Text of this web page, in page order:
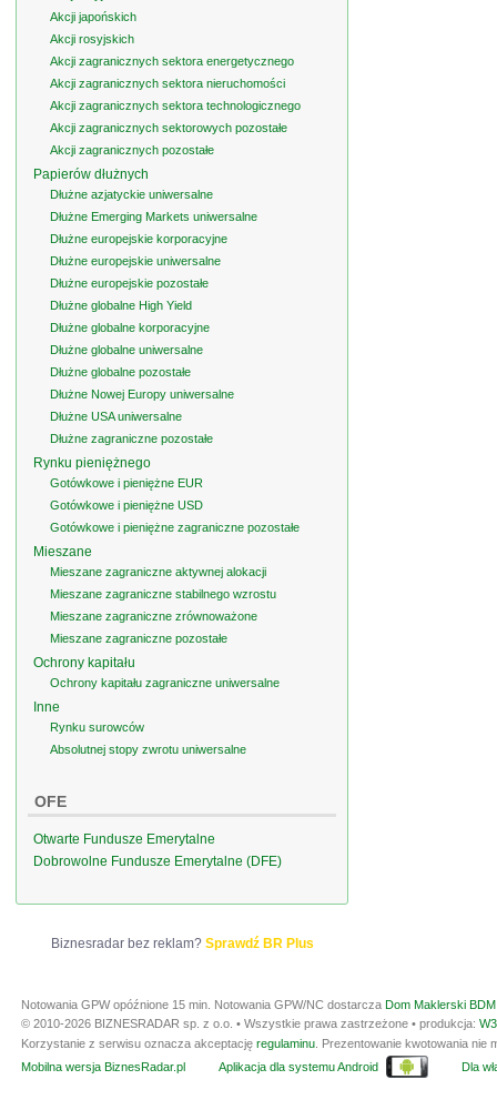
Akcji japońskich
Akcji rosyjskich
Akcji zagranicznych sektora energetycznego
Akcji zagranicznych sektora nieruchomości
Akcji zagranicznych sektora technologicznego
Akcji zagranicznych sektorowych pozostałe
Akcji zagranicznych pozostałe
Papierów dłużnych
Dłużne azjatyckie uniwersalne
Dłużne Emerging Markets uniwersalne
Dłużne europejskie korporacyjne
Dłużne europejskie uniwersalne
Dłużne europejskie pozostałe
Dłużne globalne High Yield
Dłużne globalne korporacyjne
Dłużne globalne uniwersalne
Dłużne globalne pozostałe
Dłużne Nowej Europy uniwersalne
Dłużne USA uniwersalne
Dłużne zagraniczne pozostałe
Rynku pieniężnego
Gotówkowe i pieniężne EUR
Gotówkowe i pieniężne USD
Gotówkowe i pieniężne zagraniczne pozostałe
Mieszane
Mieszane zagraniczne aktywnej alokacji
Mieszane zagraniczne stabilnego wzrostu
Mieszane zagraniczne zrównoważone
Mieszane zagraniczne pozostałe
Ochrony kapitału
Ochrony kapitału zagraniczne uniwersalne
Inne
Rynku surowców
Absolutnej stopy zwrotu uniwersalne
OFE
Otwarte Fundusze Emerytalne
Dobrowolne Fundusze Emerytalne (DFE)
Biznesradar bez reklam? Sprawdź BR Plus
Notowania GPW opóźnione 15 min. Notowania GPW/NC dostarcza Dom Maklerski
© 2010-2026 BIZNESRADAR sp. z o.o. • Wszystkie prawa zastrzeżone • produkcja:
Korzystanie z serwisu oznacza akceptację regulaminu . Prezentowanie kwotowania
Mobilna wersja BiznesRadar.pl
Aplikacja dla systemu Android Dla